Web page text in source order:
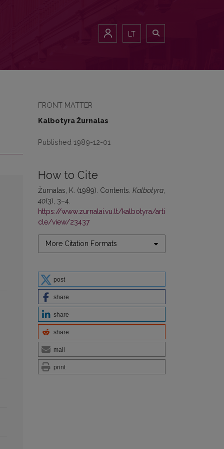
LT
FRONT MATTER
Kalbotyra Žurnalas
Published 1989-12-01
How to Cite
Žurnalas, K. (1989). Contents. Kalbotyra
40(3), 3–4.
https://www.zurnalai.vu.lt/kalbotyra/arti
cle/view/23437
More Citation Formats
post
share
share
share
mail
print